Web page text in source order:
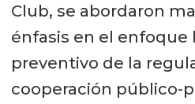
Club, se abordaron
énfasis en el enfoque
preventivo de la
cooperación público-